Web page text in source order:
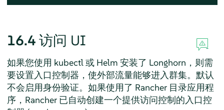
16.4 访问 UI
如果您使用 kubectl 或 Helm 安装了 Longhorn，则需
要设置入口控制器，使外部流量能够进入群集。默认
不会启用身份验证。如果使用了 Rancher 目录应用程
序，Rancher 已自动创建一个提供访问控制的入口控